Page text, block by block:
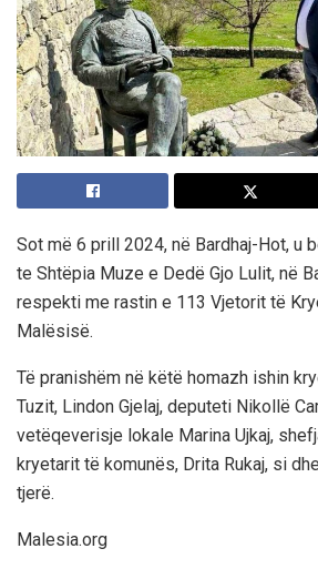
Sot më 6 prill 2024, në Bardhaj-Hot, u
te Shtëpia Muze e Dedë Gjo Lulit, në
respekti me rastin e 113 Vjetorit të
Malësisë.
Të pranishëm në këtë homazh ishin
Tuzit, Lindon Gjelaj, deputeti Nikollë
vetëqeverisje lokale Marina Ujkaj,
kryetarit të komunës, Drita Rukaj, si
tjerë.
Malesia.org